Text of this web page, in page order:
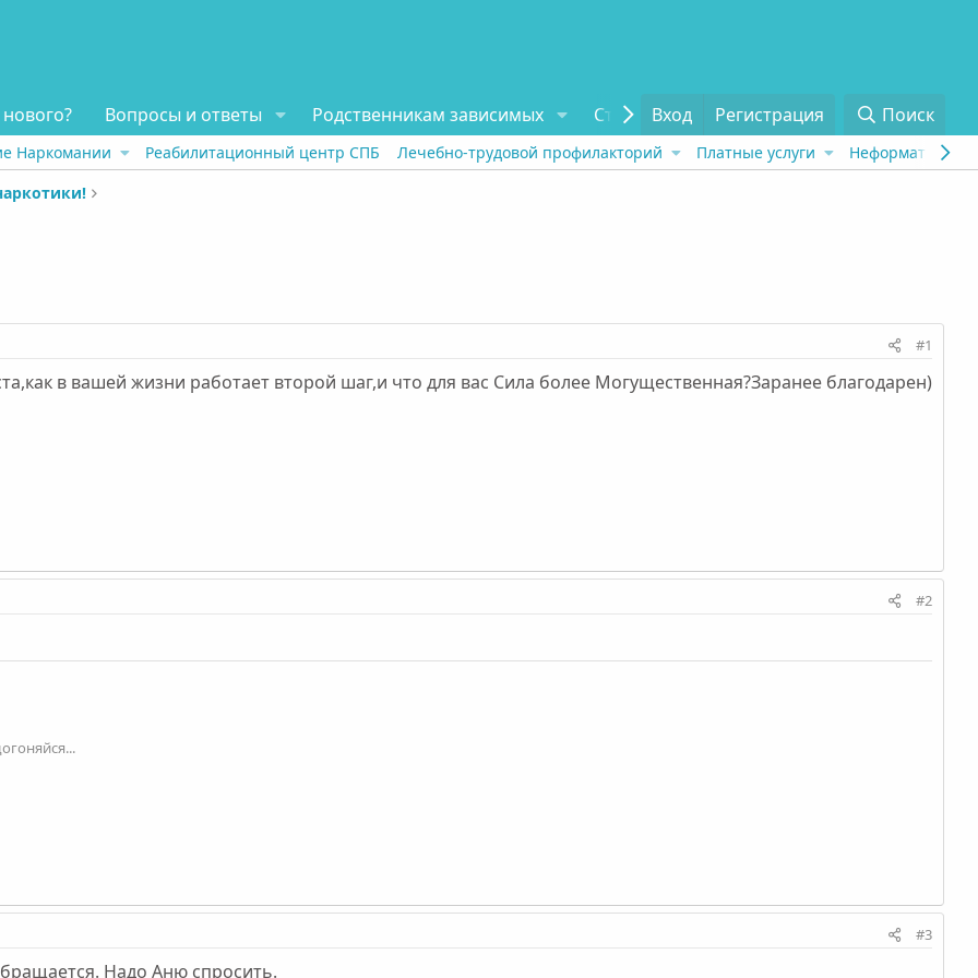
Вопросы и ответы Родственникам зависимых Статьи Отзывы О проекте
Вход Регистрация Поиск
Наркомании Реабилитационный центр СПБ Лечебно-трудовой профилакторий Платные услуги Неформат
#1
в вашей жизни работает второй шаг,и что для вас Сила более Могущественная?Заранее благодарен)
#2
#3
Надо Аню спросить.